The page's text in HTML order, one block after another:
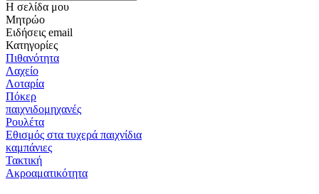
Η σελίδα μου
Μητρώο
Ειδήσεις email
Κατηγορίες
Πιθανότητα
Λαχείο
Λοταρία
Πόκερ
παιχνιδομηχανές
Ρουλέτα
Εθισμός στα τυχερά παιχνίδια
καμπάνιες
Τακτική
Ακροαματικότητα